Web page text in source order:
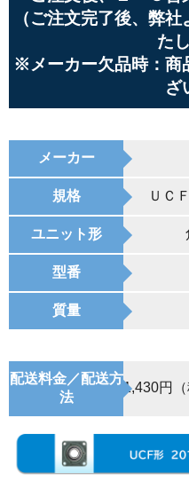
（ご注文完了後、弊
た
※メーカー欠品時：商
ざ
メーカー
規格 ＵＣ
ユニット形
型番
質量
配送料金／配送方
法
1,430円